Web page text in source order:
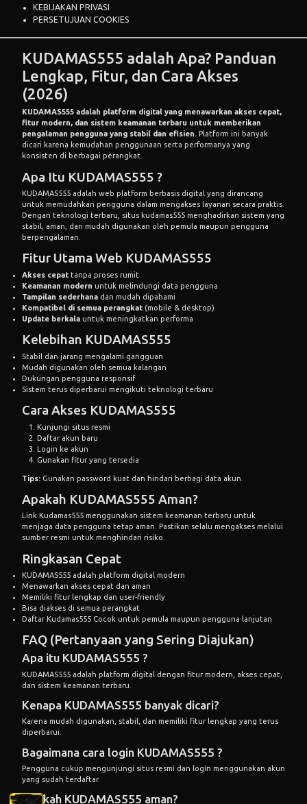
KEBIJAKAN PRIVASI
PERSETUJUAN COOKIES
KUDAMAS555 adalah Apa? Panduan
Lengkap, Fitur, dan Cara Akses
(2026)
KUDAMAS555 adalah platform digital yang menawarkan akses cepat,
fitur modern, dan sistem keamanan terbaru untuk memberikan
pengalaman pengguna yang stabil dan efisien. Platform ini banyak
dicari karena kemudahan penggunaan serta performanya yang
konsisten di berbagai perangkat.
Apa Itu KUDAMAS555 ?
KUDAMAS555 adalah web platform berbasis digital yang dirancang
untuk memudahkan pengguna dalam mengakses layanan secara praktis.
Dengan teknologi terbaru, situs kudamas555 menghadirkan sistem yang
stabil, aman, dan mudah digunakan oleh pemula maupun pengguna
berpengalaman.
Fitur Utama Web KUDAMAS555
Akses cepat tanpa proses rumit
Keamanan modern untuk melindungi data pengguna
Tampilan sederhana dan mudah dipahami
Kompatibel di semua perangkat (mobile & desktop)
Update berkala untuk meningkatkan performa
Kelebihan KUDAMAS555
Stabil dan jarang mengalami gangguan
Mudah digunakan oleh semua kalangan
Dukungan pengguna responsif
Sistem terus diperbarui mengikuti teknologi terbaru
Cara Akses KUDAMAS555
Kunjungi situs resmi
Daftar akun baru
Login ke akun
Gunakan fitur yang tersedia
Tips: Gunakan password kuat dan hindari berbagi data akun.
Apakah KUDAMAS555 Aman?
Link Kudamas555 menggunakan sistem keamanan terbaru untuk
menjaga data pengguna tetap aman. Pastikan selalu mengakses melalui
sumber resmi untuk menghindari risiko.
Ringkasan Cepat
KUDAMAS555 adalah platform digital modern
Menawarkan akses cepat dan aman
Memiliki fitur lengkap dan user-friendly
Bisa diakses di semua perangkat
Daftar Kudamas555 Cocok untuk pemula maupun pengguna lanjutan
FAQ (Pertanyaan yang Sering Diajukan)
Apa itu KUDAMAS555 ?
KUDAMAS555 adalah platform digital dengan fitur modern, akses cepat,
dan sistem keamanan terbaru.
Kenapa KUDAMAS555 banyak dicari?
Karena mudah digunakan, stabil, dan memiliki fitur lengkap yang terus
diperbarui.
Bagaimana cara login KUDAMAS555 ?
Pengguna cukup mengunjungi situs resmi dan login menggunakan akun
yang sudah terdaftar.
Apakah KUDAMAS555 aman?